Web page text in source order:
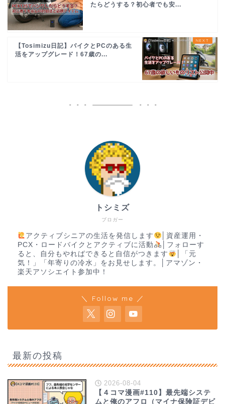
たらどうする？初心者でも安...
【Tosimizu日記】バイクとPCのある生
活をアップグレード！67歳の...
ブロガー
トシミズ
アクティブシニアの生活を発信します
│資産運用・
PCX・ロードバイクとアクティブに活動
│フォローす
ると、自分もやればできると自信がつきます
│「元
気！」「年寄りの冷水」をお見せします。│アマゾン・
楽天アソシエイト参加中！
＼ Follow me ／
最新の投稿
2026-08-04
【４コマ漫画#110】最先端システ
ムと俺のアフロ（マイナ保険証デビ